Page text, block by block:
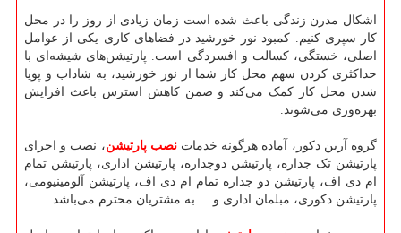
اشکال مدرن زندگی باعث شده است زمان زیادی از روز را در محل
کار سپری کنیم. کمبود نور خورشید در فضاهای کاری یکی از عوامل
اصلی، خستگی، کسالت و افسردگی است. پارتیشن‌های شیشه‌ای با
حداکثری کردن سهم محل کار شما از نور خورشید، به شاداب و پویا
شدن محل کار کمک می‌کند و ضمن کاهش استرس باعث افزایش
بهره‌وری می‌شوند.
گروه آرین دکور، آماده هرگونه خدماتنصب پارتیشن، نصب و اجرای
پارتیشن‌ تک جداره، پارتیشن دوجداره، پارتیشن اداری، پارتیشن تمام
ام دی اف، پارتیشن دو جداره تمام ام دی اف، پارتیشن آلومینیومی،
پارتیشن دکوری، مبلمان اداری و ... به مشتریان محترم می‌باشد.